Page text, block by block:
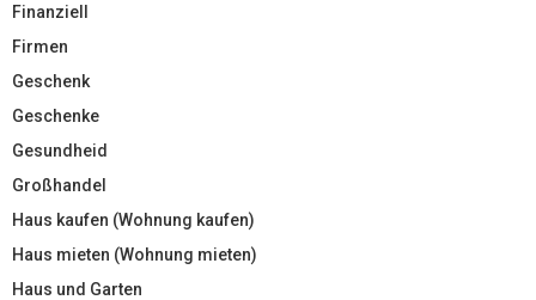
Finanziell
Firmen
Geschenk
Geschenke
Gesundheid
Großhandel
Haus kaufen (Wohnung kaufen)
Haus mieten (Wohnung mieten)
Haus und Garten